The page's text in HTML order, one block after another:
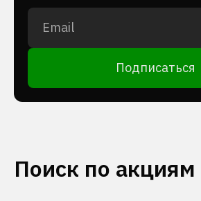
Подписаться
Поиск по акциям